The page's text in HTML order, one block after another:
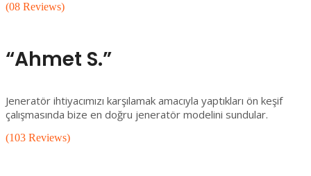
(08 Reviews)
“Ahmet S.”
Jeneratör ihtiyacımızı karşılamak amacıyla yaptıkları ön keşif
çalışmasında bize en doğru jeneratör modelini sundular.
(103 Reviews)